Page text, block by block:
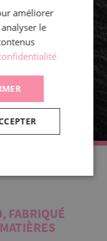
FABRIQUÉ
améliorer
le